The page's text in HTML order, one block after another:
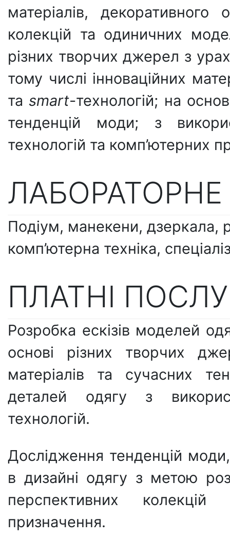
матеріалів,
колекцій та одиничних
різних творчих джерел з
тому числі інноваційних
та smart-технологій; на
тенденцій моди; з
технологій та комп’ютерних
Подіум, манекени, дзеркала,
комп’ютерна техніка,
ПЛАТНІ
Розробка ескізів моделей
основі різних творчих
матеріалів та сучасних
деталей одягу з
технологій.
Дослідження тенденцій моди,
в дизайні одягу з метою
перспективних
призначення.